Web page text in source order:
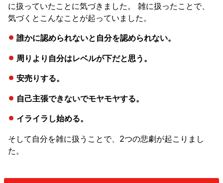
に扱っていたことに気づきました。 雑に扱ったことで、
気づくとこんなことが起っていました。
誰かに認められないと自分を認められない。
周りより自分はレベルが下だと思う。
安売りする。
自己主張できないでモヤモヤする。
イライラし始める。
そして自分を雑に扱うことで、2つの悲劇が起こりまし
た。